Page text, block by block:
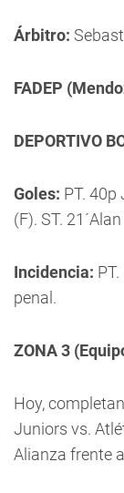
Árbitro:
FADEP
DEPORTIVO
Goles: PT. 40p
(F). ST.
Incidencia:
penal.
ZONA 3
Hoy,
Juniors vs.
Alianza frente